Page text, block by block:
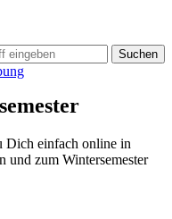
Suchen
Dich einfach online in
und zum Wintersemester